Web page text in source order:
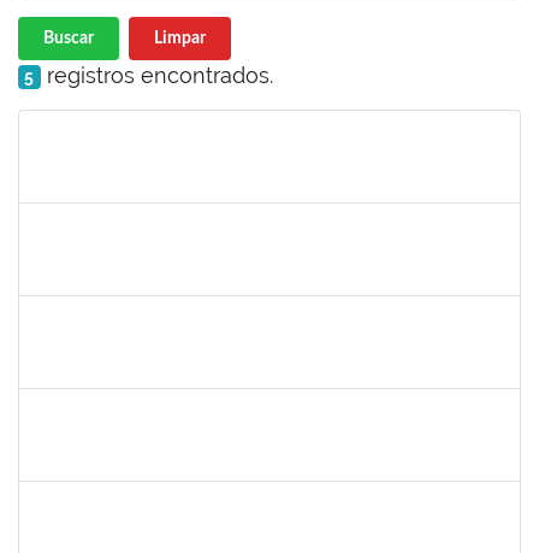
Buscar Limpar
5 registros encontrados.